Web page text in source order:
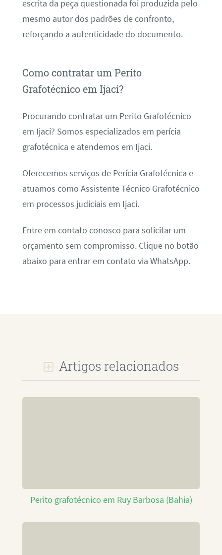
escrita da peça questionada foi produzida pelo
mesmo autor dos padrões de confronto,
reforçando a autenticidade do documento.
Como contratar um Perito
Grafotécnico em Ijaci?
Procurando contratar um Perito Grafotécnico
em Ijaci? Somos especializados em perícia
grafotécnica e atendemos em Ijaci.
Oferecemos serviços de Perícia Grafotécnica e
atuamos como Assistente Técnico Grafotécnico
em processos judiciais em Ijaci.
Entre em contato conosco para solicitar um
orçamento sem compromisso. Clique no botão
abaixo para entrar em contato via WhatsApp.
Artigos relacionados
Perito grafotécnico em Ruy Barbosa (Bahia)